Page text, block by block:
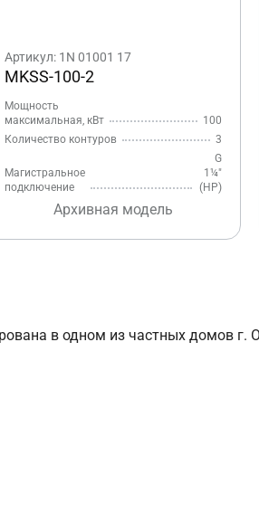
Артикул: 1N 01001 17
MKSS-100-2
Мощность
максимальная, кВт
100
Количество контуров
3
Магистральное
подключение
G
1¼″
(НР)
Архивная модель
в одном из частных домов г.